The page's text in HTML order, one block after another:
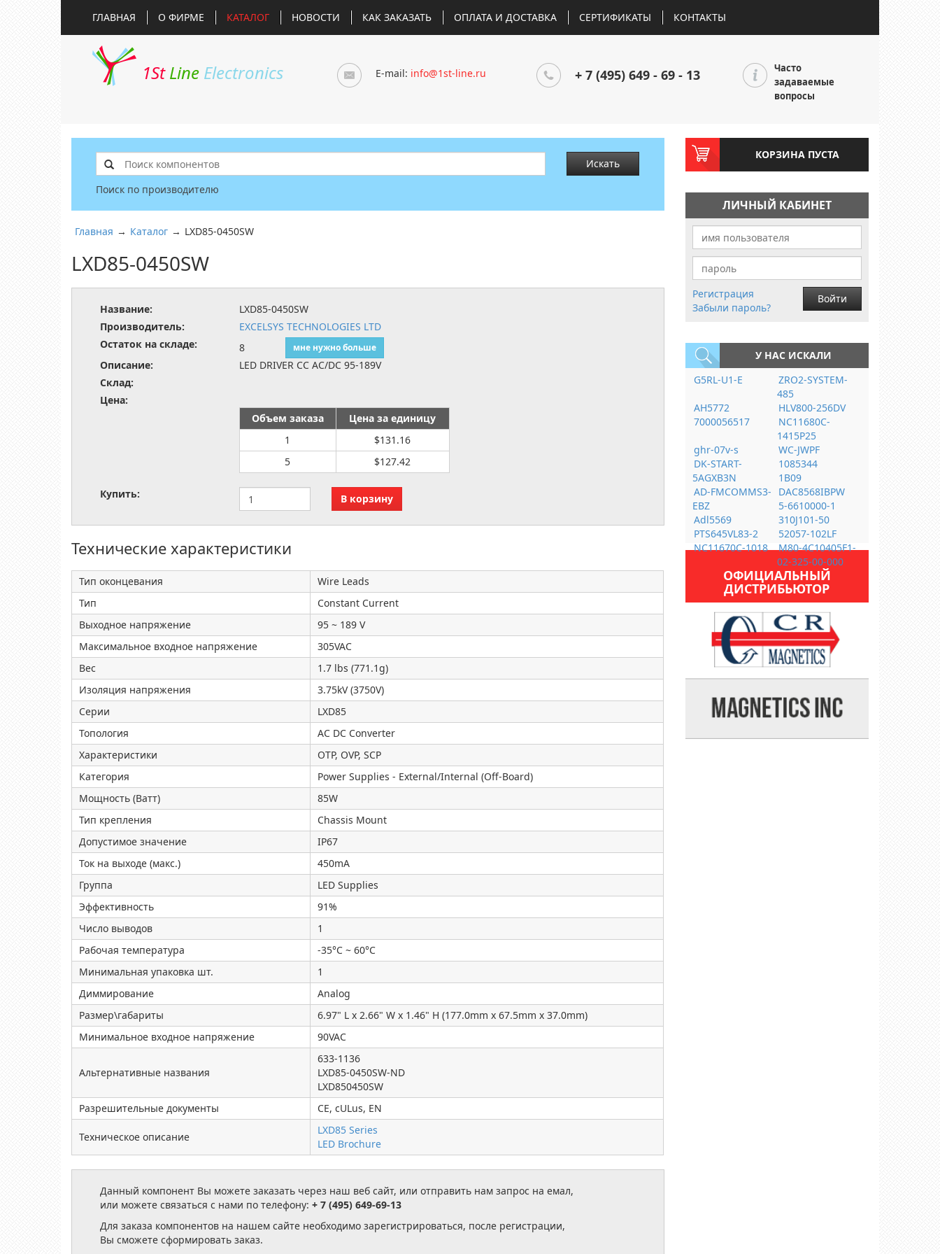
ГЛАВНАЯ О ФИРМЕ КАТАЛОГ НОВОСТИ КАК ЗАКАЗАТЬ ОПЛАТА И ДОСТАВКА СЕРТИФИКАТЫ КОНТАКТЫ
1St Line Electronics E-mail: info@1st-line.ru + 7 (495) 649 - 69 - 13
Часто
задаваемые
вопросы
Искать
Поиск по производителю
Главная → Каталог → LXD85-0450SW
LXD85-0450SW
Название:
LXD85-0450SW
Производитель:
EXCELSYS TECHNOLOGIES LTD
Остаток на складе:
8 мне нужно больше
Описание:
LED DRIVER CC AC/DC 95-189V
Склад:
Цена:
Объем заказа
Цена за единицу
1
$131.16
5
$127.42
Купить:
Технические характеристики
Тип оконцевания
Wire Leads
Тип
Constant Current
Выходное напряжение
95 ~ 189 V
Максимальное входное напряжение
305VAC
Вес
1.7 lbs (771.1g)
Изоляция напряжения
3.75kV (3750V)
Серии
LXD85
Топология
AC DC Converter
Характеристики
OTP, OVP, SCP
Категория
Power Supplies - External/Internal (Off-Board)
Мощность (Ватт)
85W
Тип крепления
Chassis Mount
Допустимое значение
IP67
Ток на выходе (макс.)
450mA
Группа
LED Supplies
Эффективность
91%
Число выводов
1
Рабочая температура
-35°C ~ 60°C
Минимальная упаковка шт.
1
Диммирование
Analog
Размер\габариты
6.97" L x 2.66" W x 1.46" H (177.0mm x 67.5mm x 37.0mm)
Минимальное входное напряжение
90VAC
Альтернативные названия
633-1136
LXD85-0450SW-ND
LXD850450SW
Разрешительные документы
CE, cULus, EN
Техническое описание
LXD85 Series
LED Brochure
Данный компонент Вы можете заказать через наш веб сайт, или отправить нам запрос на емал,
или можете связаться с нами по телефону: + 7 (495) 649-69-13
Для заказа компонентов на нашем сайте необходимо зарегистрироваться, после регистрации,
Вы сможете сформировать заказ.
КОРЗИНА ПУСТА
ЛИЧНЫЙ КАБИНЕТ
Регистрация
Забыли пароль?
Войти
У НАС ИСКАЛИ
G5RL-U1-E
ZRO2-SYSTEM-
485
AH5772
HLV800-256DV
7000056517
NC11680C-
1415P25
ghr-07v-s
WC-JWPF
DK-START-
5AGXB3N
1085344
1B09
AD-FMCOMMS3-
EBZ
DAC8568IBPW
5-6610000-1
Adl5569
310J101-50
PTS645VL83-2
52057-102LF
NC11670C-1018
M80-4C10405F1-
02-325-00-000
ОФИЦИАЛЬНЫЙ
ДИСТРИБЬЮТОР